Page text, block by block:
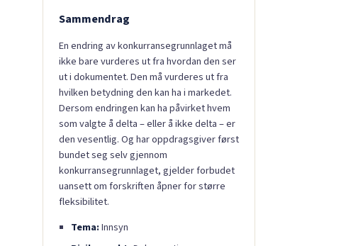
Sammendrag
En endring av konkurransegrunnlaget må
ikke bare vurderes ut fra hvordan den ser
ut i dokumentet. Den må vurderes ut fra
hvilken betydning den kan ha i markedet.
Dersom endringen kan ha påvirket hvem
som valgte å delta – eller å ikke delta – er
den vesentlig. Og har oppdragsgiver først
bundet seg selv gjennom
konkurransegrunnlaget, gjelder forbudet
uansett om forskriften åpner for større
fleksibilitet.
Tema: Innsyn